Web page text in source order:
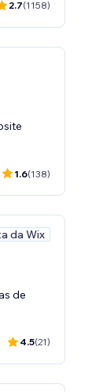
2.7(1158)
1.6(138)
da Wix
de
4.5(21)